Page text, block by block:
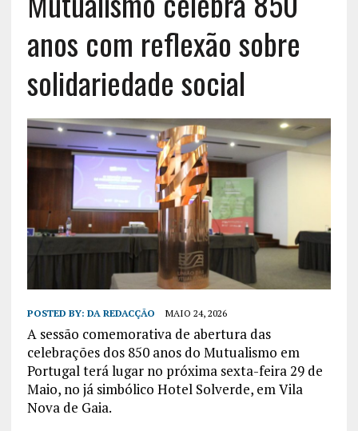
anos com reflexão sobre
solidariedade social
POSTED BY: DA REDACÇÃO MAIO 24, 2026
A sessão comemorativa de abertura das
celebrações dos 850 anos do Mutualismo em
Portugal terá lugar no próxima sexta-feira 29 de
Maio, no já simbólico Hotel Solverde, em Vila
Nova de Gaia.